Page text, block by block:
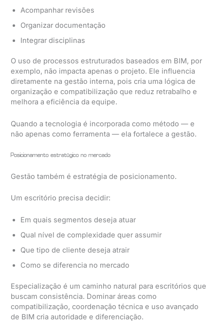
Acompanhar revisões
Organizar documentação
Integrar disciplinas
O uso de processos estruturados baseados em BIM, por
exemplo, não impacta apenas o projeto. Ele influencia
diretamente na gestão interna, pois cria uma lógica de
organização e compatibilização que reduz retrabalho e
melhora a eficiência da equipe.
Quando a tecnologia é incorporada como método — e
não apenas como ferramenta — ela fortalece a gestão.
Posicionamento estratégico no mercado
Gestão também é estratégia de posicionamento.
Um escritório precisa decidir:
Em quais segmentos deseja atuar
Qual nível de complexidade quer assumir
Que tipo de cliente deseja atrair
Como se diferencia no mercado
Especialização é um caminho natural para escritórios que
buscam consistência. Dominar áreas como
compatibilização, coordenação técnica e uso avançado
de BIM cria autoridade e diferenciação.